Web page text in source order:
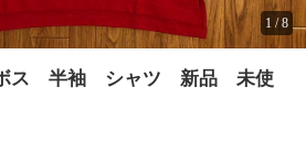
1 /8
ボス 半袖 シャツ 新品 未使